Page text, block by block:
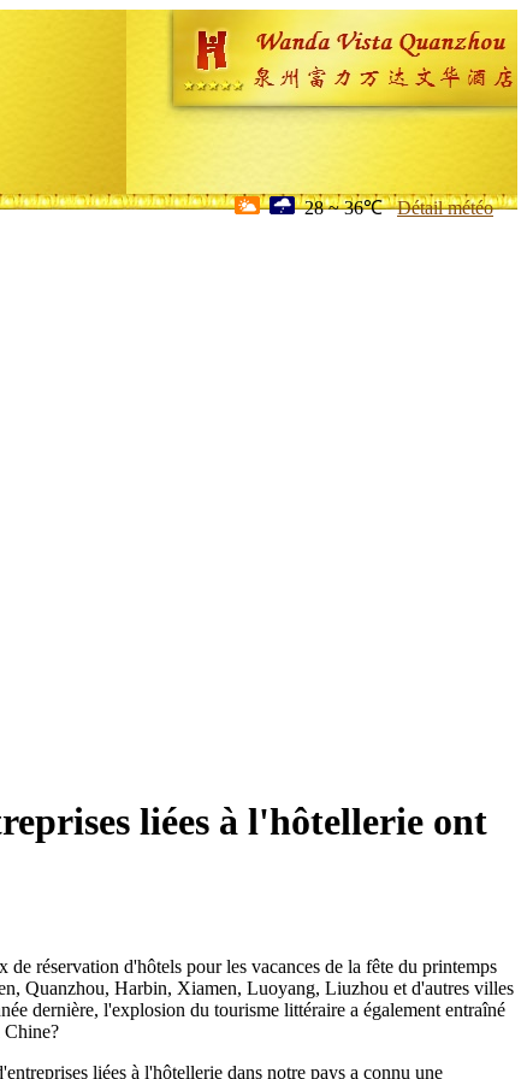
28 ~ 36℃ Détail météo
liées à l'hôtellerie ont
réservation d'hôtels pour les vacances de la fête du printemps
Quanzhou, Harbin, Xiamen, Luoyang, Liuzhou et d'autres villes
dernière, l'explosion du tourisme littéraire a également entraîné
Chine?
liées à l'hôtellerie dans notre pays a connu une